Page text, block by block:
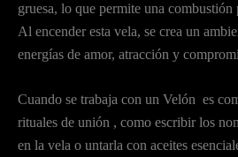
gruesa, lo que permite una
Al encender esta vela, se crea un
energías de amor, atracción y
Cuando se trabaja con un Velón es
rituales de unión , como escribir los
en la vela o untarla con aceites